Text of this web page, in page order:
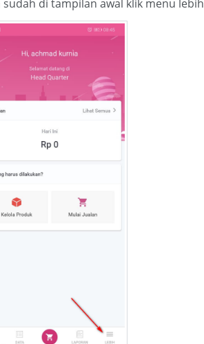
sudah di tampilan awal klik menu lebih